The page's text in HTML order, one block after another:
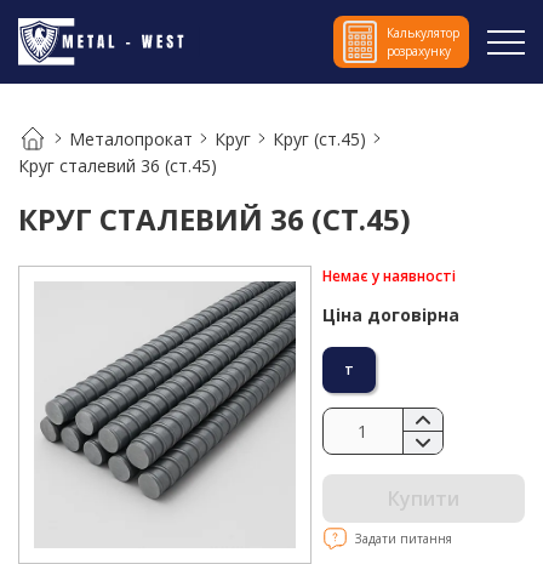
Калькулятор
розрахунку
Металопрокат Круг
Круг (ст.45)
Круг сталевий 36 (ст.45)
КРУГ СТАЛЕВИЙ 36 (СТ.45)
Немає у наявності
Ціна договірна
т
Купити
Задати питання